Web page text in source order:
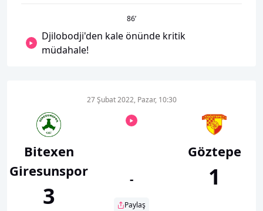
86’
Djilobodji'den kale önünde kritik
müdahale!
Bitexen
Giresunspor
3
27 Şubat 2022, Pazar, 10:30
-
Paylaş
Göztepe
1